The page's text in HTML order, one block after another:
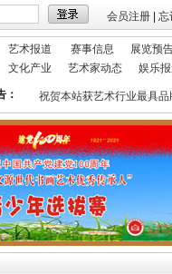
会员注册 忘
艺术报道 赛事信息
展览预
文化产业 艺术家动态 娱乐
： 祝贺本站获艺术行业最具品牌价